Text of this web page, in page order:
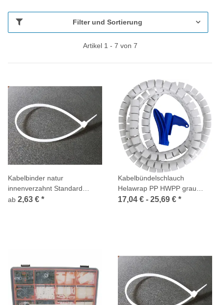
Filter und Sortierung
Artikel 1 - 7 von 7
Kabelbinder natur
innenverzahnt Standard
Polyamid 6.6
ab 2,63 € *
Kabelbündelschlauch
Helawrap PP HWPP grau
Länge = 2m inklusive
17,04 € - 25,69 € *